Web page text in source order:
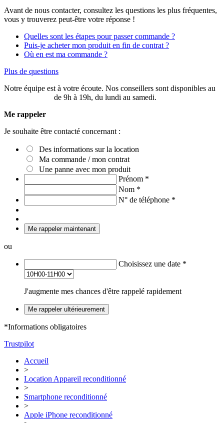
Avant de nous contacter, consultez les questions les plus fréquentes,
vous y trouverez peut-être votre réponse !
Quelles sont les étapes pour passer commande ?
Puis-je acheter mon produit en fin de contrat ?
Où en est ma commande ?
Plus de questions
Notre équipe est à votre écoute. Nos conseillers sont disponibles au
de 9h à 19h, du lundi au samedi.
Me rappeler
Je souhaite être contacté concernant :
Des informations sur la location
Ma commande / mon contrat
Une panne avec mon produit
Prénom *
Nom *
N° de téléphone *
Me rappeler maintenant
ou
Choisissez une date *
J'augmente mes chances d'être rappelé rapidement
Me rappeler ultérieurement
*Informations obligatoires
Trustpilot
Accueil
>
Location Appareil reconditionné
>
Smartphone reconditionné
>
Apple iPhone reconditionné